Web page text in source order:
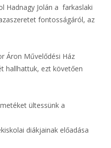
Hadnagy Jolán a farkaslaki
fontosságáról, az
Áron Művelődési Ház
hallhattuk, ezt követően
ültessünk a
diákjainak előadása